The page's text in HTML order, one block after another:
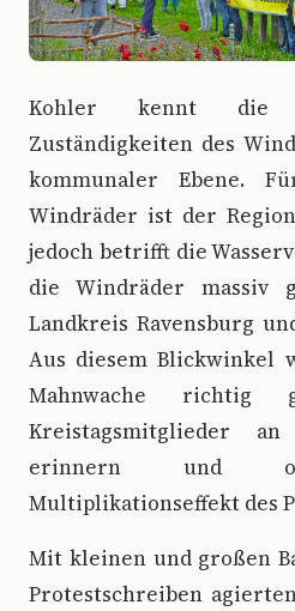
Kohler kennt die
Zuständigkeiten des
kommunaler Ebene.
Windräder ist der
jedoch betrifft die
die Windräder massiv
Landkreis Ravensburg
Aus diesem Blickwinkel
Mahnwache richtig
Kreistagsmitglieder
erinnern und
Multiplikationseffekt des
Mit kleinen und großen
Protestschreiben